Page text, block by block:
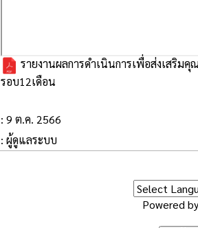
รายงานผลการดำเนินการเพื่อส่งเสริม
รอบ12เดือน
: 9 ต.ค. 2566
: ผู้ดูแลระบบ
Powered by